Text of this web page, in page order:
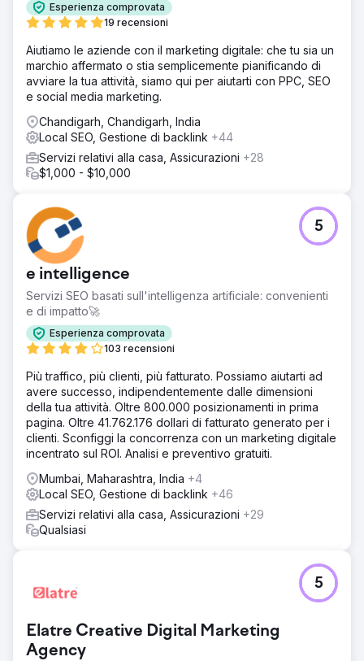
Esperienza comprovata
19 recensioni
Aiutiamo le aziende con il marketing digitale: che tu sia un
marchio affermato o stia semplicemente pianificando di
avviare la tua attività, siamo qui per aiutarti con PPC, SEO
e social media marketing.
Chandigarh, Chandigarh, India
Local SEO, Gestione di backlink +44
Servizi relativi alla casa, Assicurazioni +28
$1,000 - $10,000
e intelligence
Servizi SEO basati sull'intelligenza artificiale: convenienti
e di impatto🚀
Esperienza comprovata
103 recensioni
5
Più traffico, più clienti, più fatturato. Possiamo aiutarti ad
avere successo, indipendentemente dalle dimensioni
della tua attività. Oltre 800.000 posizionamenti in prima
pagina. Oltre 41.762.176 dollari di fatturato generato per i
clienti. Sconfiggi la concorrenza con un marketing digitale
incentrato sul ROI. Analisi e preventivo gratuiti.
Mumbai, Maharashtra, India +4
Local SEO, Gestione di backlink +46
Servizi relativi alla casa, Assicurazioni +29
Qualsiasi
Elatre Creative Digital Marketing
Agency
5